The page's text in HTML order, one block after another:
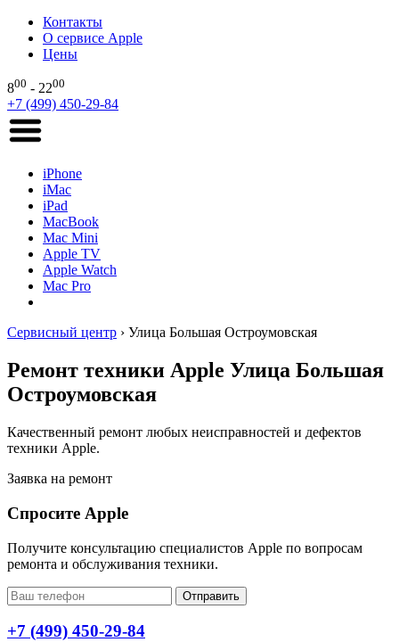
Контакты
О сервисе Apple
Цены
800 - 2200
+7 (499) 450-29-84
iPhone
iMac
iPad
MacBook
Mac Mini
Apple TV
Apple Watch
Mac Pro
Сервисный центр › Улица Большая Остроумовская
Ремонт техники Apple Улица Большая
Остроумовская
Качественный ремонт любых неисправностей и дефектов
техники Apple.
Заявка на ремонт
Спросите Apple
Получите консультацию специалистов Apple по вопросам
ремонта и обслуживания техники.
Отправить
+7 (499) 450-29-84